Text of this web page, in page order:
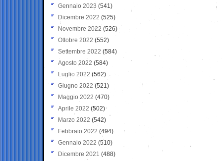
Gennaio 2023 (541)
Dicembre 2022 (525)
Novembre 2022 (526)
Ottobre 2022 (552)
Settembre 2022 (584)
Agosto 2022 (584)
Luglio 2022 (562)
Giugno 2022 (521)
Maggio 2022 (470)
Aprile 2022 (502)
Marzo 2022 (542)
Febbraio 2022 (494)
Gennaio 2022 (510)
Dicembre 2021 (488)